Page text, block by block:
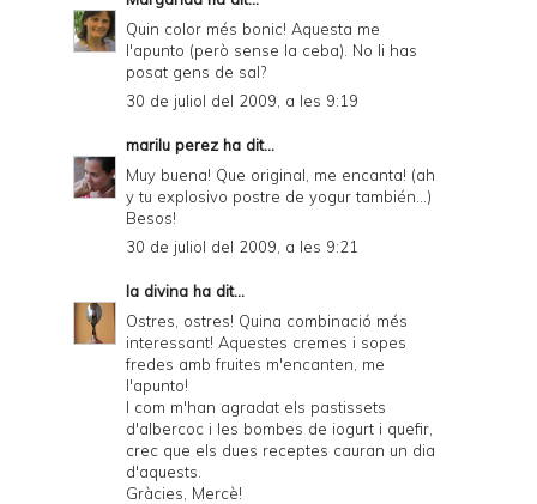
Quin color més bonic! Aquesta me
l'apunto (però sense la ceba). No li has
posat gens de sal?
30 de juliol del 2009, a les 9:19
marilu perez ha dit...
Muy buena! Que original, me encanta! (ah
y tu explosivo postre de yogur también...)
Besos!
30 de juliol del 2009, a les 9:21
la divina ha dit...
Ostres, ostres! Quina combinació més
interessant! Aquestes cremes i sopes
fredes amb fruites m'encanten, me
l'apunto!
I com m'han agradat els pastissets
d'albercoc i les bombes de iogurt i quefir,
crec que els dues receptes cauran un dia
d'aquests.
Gràcies, Mercè!